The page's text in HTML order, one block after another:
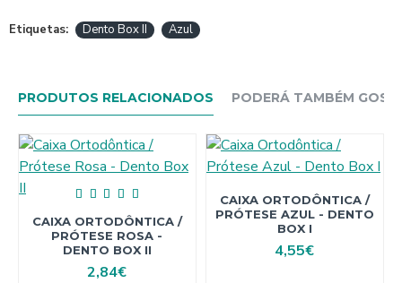
Etiquetas: Dento Box II Azul
PRODUTOS RELACIONADOS PODERÁ TAMBÉM
CAIXA ORTODÔNTICA /
PRÓTESE ROSA -
DENTO BOX II
2,84€
CAIXA ORTODÔNTICA /
PRÓTESE AZUL - DENTO
BOX I
4,55€